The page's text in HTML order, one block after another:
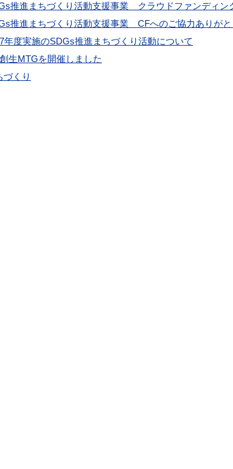
推進まちづくり活動支援事業＿クラウドファンディン
推進まちづくり活動支援事業＿CFへのご協力ありがと
年度実施のSDGs推進まちづくり活動について
生MTGを開催しました
づくり